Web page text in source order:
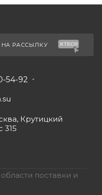
РАССЫЛКУ
54-92
Крутицкий
315
поставки и